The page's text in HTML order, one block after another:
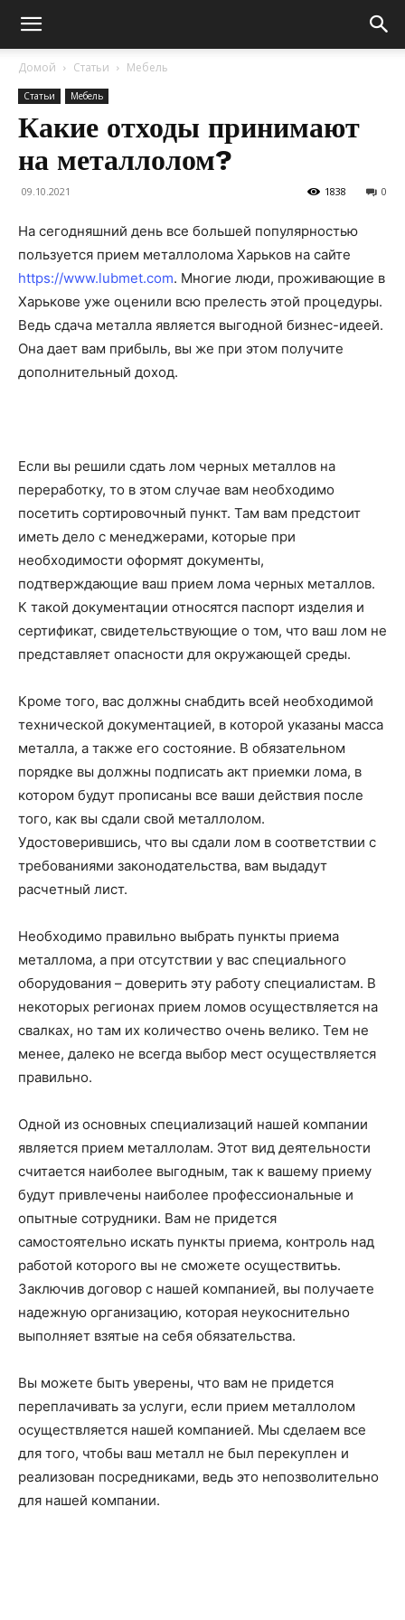
Домой Статьи Мебель
Статьи Мебель
Какие отходы принимают
на металлолом?
09.10.2021 0
1838
На сегодняшний день все большей популярностью
пользуется прием металлолома Харьков на сайте
https://www.lubmet.com. Многие люди, проживающие в
Харькове уже оценили всю прелесть этой процедуры.
Ведь сдача металла является выгодной бизнес-идеей.
Она дает вам прибыль, вы же при этом получите
дополнительный доход.
Если вы решили сдать лом черных металлов на
переработку, то в этом случае вам необходимо
посетить сортировочный пункт. Там вам предстоит
иметь дело с менеджерами, которые при
необходимости оформят документы,
подтверждающие ваш прием лома черных металлов.
К такой документации относятся паспорт изделия и
сертификат, свидетельствующие о том, что ваш лом не
представляет опасности для окружающей среды.
Кроме того, вас должны снабдить всей необходимой
технической документацией, в которой указаны масса
металла, а также его состояние. В обязательном
порядке вы должны подписать акт приемки лома, в
котором будут прописаны все ваши действия после
того, как вы сдали свой металлолом.
Удостоверившись, что вы сдали лом в соответствии с
требованиями законодательства, вам выдадут
расчетный лист.
Необходимо правильно выбрать пункты приема
металлома, а при отсутствии у вас специального
оборудования – доверить эту работу специалистам. В
некоторых регионах прием ломов осуществляется на
свалках, но там их количество очень велико. Тем не
менее, далеко не всегда выбор мест осуществляется
правильно.
Одной из основных специализаций нашей компании
является прием металлолам. Этот вид деятельности
считается наиболее выгодным, так к вашему приему
будут привлечены наиболее профессиональные и
опытные сотрудники. Вам не придется
самостоятельно искать пункты приема, контроль над
работой которого вы не сможете осуществитьь.
Заключив договор с нашей компанией, вы получаете
надежную организацию, которая неукоснительно
выполняет взятые на себя обязательства.
Вы можете быть уверены, что вам не придется
переплачивать за услуги, если прием металлолом
осуществляется нашей компанией. Мы сделаем все
для того, чтобы ваш металл не был перекуплен и
реализован посредниками, ведь это непозволительно
для нашей компании.